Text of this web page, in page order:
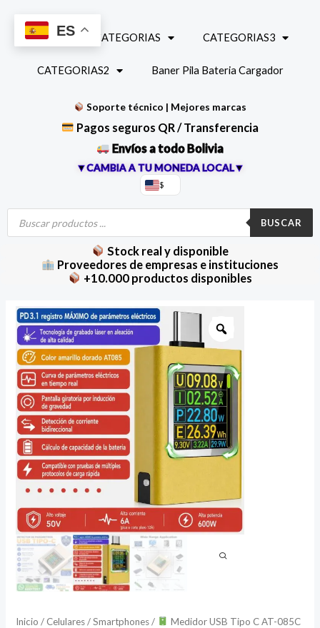
contenido
INICIO CATEGORIAS CATEGORIAS3
CATEGORIAS2 Baner Pila Bateria Cargador
Soporte técnico | Mejores marcas
Pagos seguros QR / Transferencia
Envíos a todo Bolivia
▼CAMBIA A TU MONEDA LOCAL▼
$
Búsqueda
productos
BUSCAR
Stock real y disponible
Proveedores de empresas e instituciones
+10.000 productos disponibles
Inicio / Celulares / Smartphones/
Medidor USB Tipo C AT-085C
Medidor
USB
Tipo
C
AT-
085C
Voltaje
Corriente
Potencia
Energía
cantidad
ES